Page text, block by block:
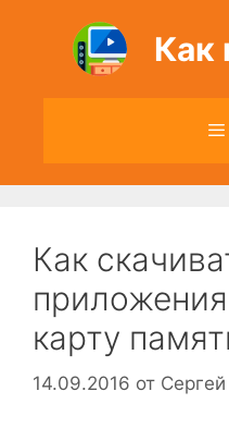
содержимому
Как
Как
карту
14.09.2016 от Сергей